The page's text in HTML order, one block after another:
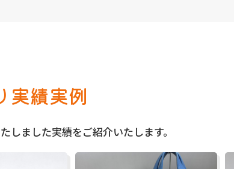
実績実例
しました実績をご紹介いたします。